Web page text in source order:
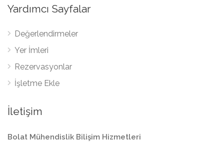
Yardımcı Sayfalar
Değerlendirmeler
Yer İmleri
Rezervasyonlar
İşletme Ekle
İletişim
Bolat Mühendislik Bilişim Hizmetleri